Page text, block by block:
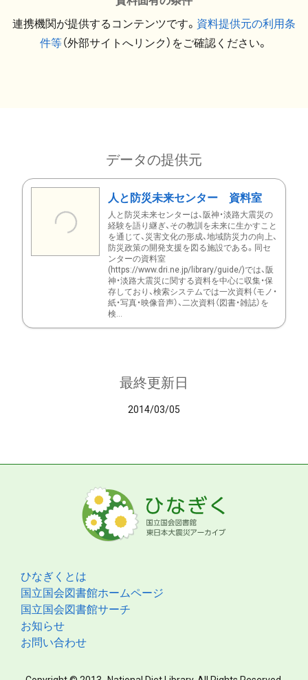
連携機関が提供するコンテンツです。 資料提供元の利用条
件等（外部サイトへリンク）をご確認ください。
データの提供元
人と防災未来センター 資料室
人と防災未来センターは、阪神・淡路大震災の
経験を語り継ぎ、その教訓を未来に生かすこと
を通じて、災害文化の形成、地域防災力の向上、
防災政策の開発支援を図る施設である。同セ
ンターの資料室
(https://www.dri.ne.jp/library/guide/)では、阪
神・淡路大震災に関する資料を中心に収集・保
存しており、検索システムでは一次資料（モノ・
紙・写真・映像音声）、二次資料（図書・雑誌）を
検...
最終更新日
2014/03/05
ひなぎくとは
国立国会図書館ホームページ
国立国会図書館サーチ
お知らせ
お問い合わせ